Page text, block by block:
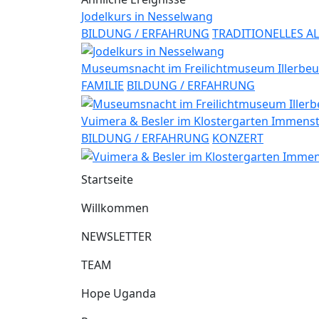
Jodelkurs in Nesselwang
BILDUNG / ERFAHRUNG TRADITIONELLES
Museumsnacht im Freilichtmuseum
FAMILIE BILDUNG / ERFAHRUNG
Vuimera & Besler im Klostergarten
BILDUNG / ERFAHRUNG KONZERT
Startseite
Willkommen
NEWSLETTER
TEAM
Hope Uganda